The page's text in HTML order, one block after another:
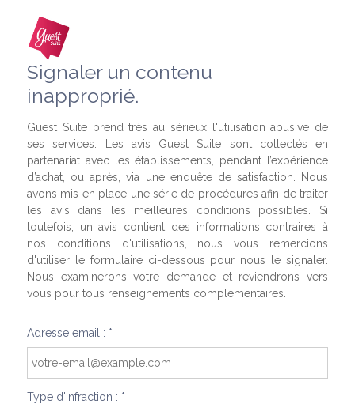
Signaler un contenu
inapproprié.
Guest Suite prend très au sérieux l'utilisation abusive de
ses services. Les avis Guest Suite sont collectés en
partenariat avec les établissements, pendant l’expérience
d’achat, ou après, via une enquête de satisfaction. Nous
avons mis en place une série de procédures afin de traiter
les avis dans les meilleures conditions possibles. Si
toutefois, un avis contient des informations contraires à
nos conditions d'utilisations, nous vous remercions
d'utiliser le formulaire ci-dessous pour nous le signaler.
Nous examinerons votre demande et reviendrons vers
vous pour tous renseignements complémentaires.
Adresse email : *
Type d'infraction : *